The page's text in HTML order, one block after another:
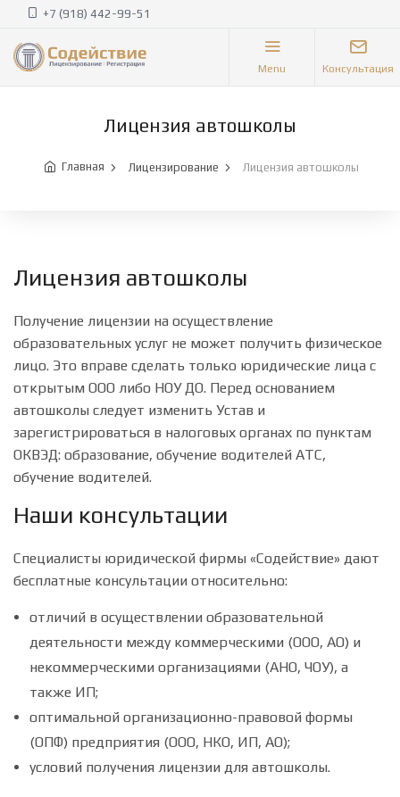
+7 (918) 442-99-51
Menu Консультация
Лицензия автошколы
Главная Лицензирование Лицензия автошколы
Лицензия автошколы
Получение лицензии на осуществление
образовательных услуг не может получить физическое
лицо. Это вправе сделать только юридические лица с
открытым ООО либо НОУ ДО. Перед основанием
автошколы следует изменить Устав и
зарегистрироваться в налоговых органах по пунктам
ОКВЭД: образование, обучение водителей АТС,
обучение водителей.
Наши консультации
Специалисты юридической фирмы «Содействие» дают
бесплатные консультации относительно:
отличий в осуществлении образовательной
деятельности между коммерческими (ООО, АО) и
некоммерческими организациями (АНО, ЧОУ), а
также ИП;
оптимальной организационно-правовой формы
(ОПФ) предприятия (ООО, НКО, ИП, АО);
условий получения лицензии для автошколы.